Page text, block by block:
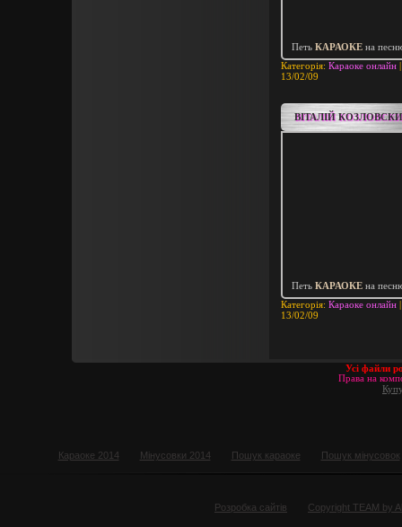
Петь КАРАОКЕ на
Категорія: Караоке онлайн
13/02/09
ВІТАЛІЙ
Петь КАРАОКЕ на
Категорія: Караоке онлайн
13/02/09
Усі файли
Права на
Караоке 2014 Мінусовки 2014 Пошук караоке Пошук мінусовок
Розробка сайтів Copyright TEAM by